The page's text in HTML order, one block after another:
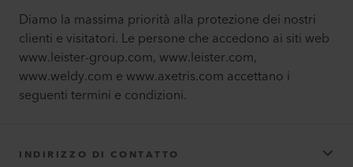
Diamo la massima priorità alla protezione dei nostri
clienti e visitatori. Le persone che accedono ai siti web
www.leister-group.com, www.leister.com,
www.weldy.com e www.axetris.com accettano i
seguenti termini e condizioni.
INDIRIZZO DI CONTATTO